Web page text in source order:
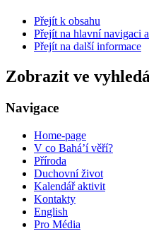
Přejít k obsahu
Přejít na hlavní navigaci
Přejít na další informace
Zobrazit ve
Navigace
Home-page
V co Bahá’í věří?
Příroda
Duchovní život
Kalendář aktivit
Kontakty
English
Pro Média